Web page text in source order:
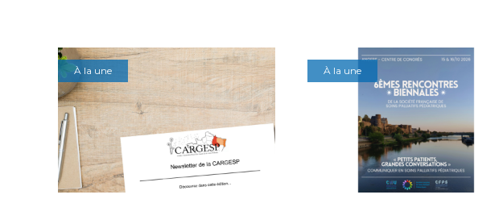
À la une À la une